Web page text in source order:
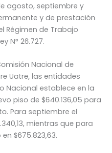
agosto, septiembre y
y de prestación
Régimen de Trabajo
N° 26.727.
Nacional de
Uatre, las entidades
Nacional establece en la
piso de $640.136,05 para
Para septiembre el
mientras que para
$675.823,63.